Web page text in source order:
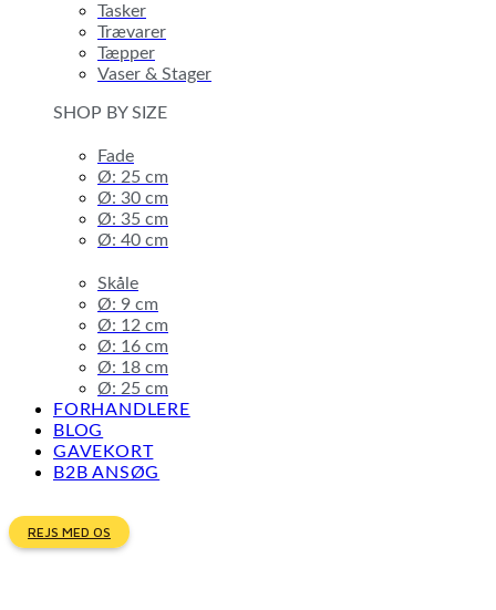
Tasker
Trævarer
Tæpper
Vaser & Stager
SHOP BY SIZE
Fade
Ø: 25 cm
Ø: 30 cm
Ø: 35 cm
Ø: 40 cm
Skåle
Ø: 9 cm
Ø: 12 cm
Ø: 16 cm
Ø: 18 cm
Ø: 25 cm
FORHANDLERE
BLOG
GAVEKORT
B2B ANSØG
REJS MED OS